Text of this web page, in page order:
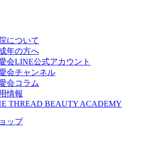
について
年の方へ
会LINE公式アカウント
会チャンネル
会コラム
情報
THREAD BEAUTY ACADEMY
ップ